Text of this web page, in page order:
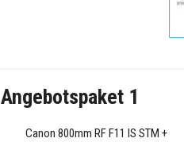
Angebotspaket 1
Canon 800mm RF F11 IS STM +